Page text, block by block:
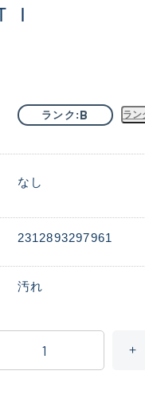
ランク B ラン
なし
2312893297961
汚れ